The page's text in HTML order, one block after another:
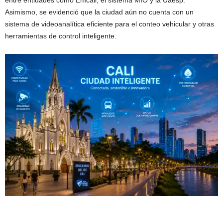
Asimismo, se evidenció que la ciudad aún no cuenta con un
sistema de videoanalítica eficiente para el conteo vehicular y otras
herramientas de control inteligente.